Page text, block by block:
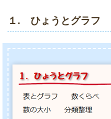
１. ひょうとグラフ